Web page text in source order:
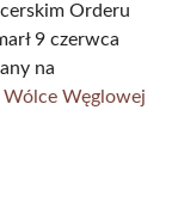
Orderu
9 czerwca
na
Wólce Węglowej